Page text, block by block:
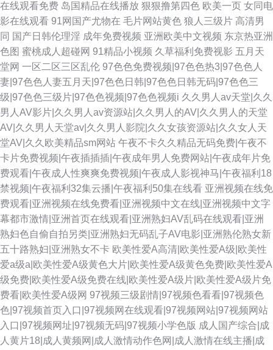
在线观看免费 岛国精品在线播放 狠狠撸第四色 欧美一页 女同电
影在线观看 91网国产尤物在 毛片网站黄色 狼人三级片 高清男
同 国产日韩伦理淫 成年免费视频 亚洲欧美中文视频 东京热亚洲
色图 蜜桃成人超碰网 91精品小视频 久草福利免费视影 五月天
堂网 一区二区三区乱伦 97色色免费视频|97色色热3|97色色人
妻|97色色人妻五月天|97色色日韩|97色色日韩无码|97色色三
级|97色色三级片|97色色视频|97色色视频i 久久男人av天堂|久久
男人AV影片|久久男人av资源站|久久男人的AV|久久男人的天堂
AV|久久男人天堂av|久久男人影院|久久女孩资源站|久久女人天
堂AV|久久欧美精品sm网站 午夜不卡久久精品无码免费|午夜不
卡片免费视频|午夜插插插|午夜成年男人免费网站|午夜成年片免
费观看|午夜成人性爽爽免费视频|午夜成人影视神马|午夜福利18
禁视频|午夜福利32集云播|午夜福利50集在线看 亚洲视频在线免
费观看|亚洲视频在线免费看|亚洲视频中文在线|亚洲视频中文字
幕都市激情|亚洲首页在线观看|亚洲熟妇AV乱码在线观看|亚洲
熟妇色自偷自拍另类|亚洲熟妇无码乱子AV电影|亚洲熟伦熟女新
五十路熟妇|亚洲熟女不卡 欧美性爱A高清|欧美性爱A级|欧美性
爱a级a|欧美性爱A级黄色大片|欧美性爱A级黄色免费|欧美性爱A
级免费|欧美性爱A级免费在线|欧美性爱A级片|欧美性爱A级片免
费看|欧美性爱A级网 97视频三级剧情|97视频色看看|97视频色
色|97视频首页入口|97视频网在线观看|97视频网站|97视频网站
入口|97视频网址|97视频无码|97视频小学色版 成人国产综合|成
人黄片18|成人黄频网|成人激情动作色网|成人激情在线主播|成